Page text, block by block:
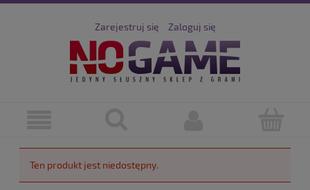
Zarejestruj się Zaloguj się
Ten produkt jest niedostępny.